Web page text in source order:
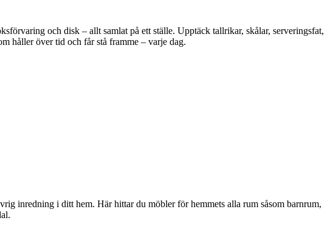
och disk – allt samlat på ett ställe. Upptäck tallrikar, skålar, serveringsfat,
håller över tid och får stå framme – varje dag.
inredning i ditt hem. Här hittar du möbler för hemmets alla rum såsom barnrum,